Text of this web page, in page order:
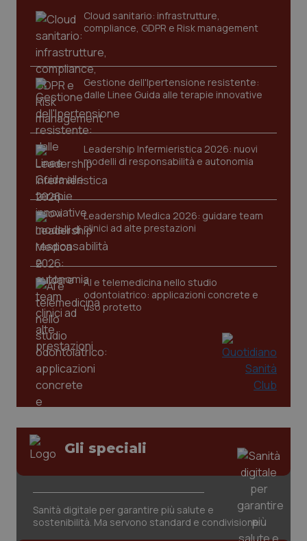
Cloud sanitario: infrastrutture,
compliance, GDPR e Risk management
Gestione dell'Ipertensione resistente:
dalle Linee Guida alle terapie innovative
Leadership Infermieristica 2026: nuovi
modelli di responsabilità e autonomia
Leadership Medica 2026: guidare team
clinici ad alte prestazioni
AI e telemedicina nello studio
odontoiatrico: applicazioni concrete e
uso protetto
Gli speciali
Sanità digitale per garantire più salute e
sostenibilità. Ma servono standard e condivisione
navigazione sulle pagine e l'accesso alle aree
protette del sito. Il sito web non è in grado di
funzionare correttamente senza questi cookie.
Nome
VISITOR_PRIVACY_METADATA
.youtube.com
CookieScriptConsent
CookieScript
tracking-enable
www.quotidianosanita.it